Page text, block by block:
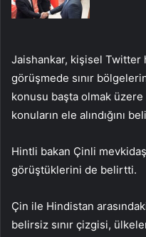
Jaishankar, kişisel Twitter
görüşmede sınır
konusu başta olmak
konuların ele alındığını
Hintli bakan Çinli
görüştüklerini de belirtti.
Çin ile Hindistan
belirsiz sınır çizgisi,